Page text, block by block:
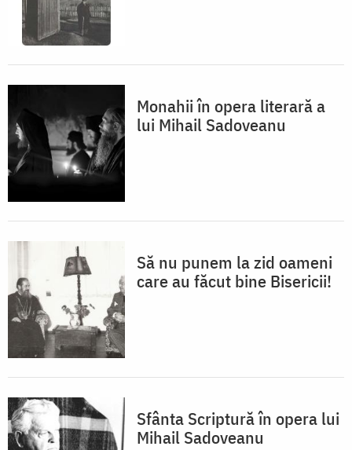
Monahii în opera literară a
lui Mihail Sadoveanu
Să nu punem la zid oameni
care au făcut bine Bisericii!
Sfânta Scriptură în opera lui
Mihail Sadoveanu